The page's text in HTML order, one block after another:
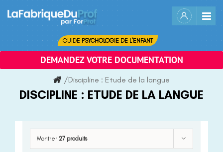
content
GUIDE PSYCHOLOGIE DE L'ENFANT
DEMANDEZ VOTRE DOCUMENTATION
/Discipline : Etude de la langue
DISCIPLINE : ETUDE DE LA LANGUE
Montrer 27 produits